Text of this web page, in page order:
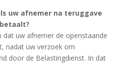
uw afnemer na teruggave
dat uw afnemer de openstaande
nadat uw verzoek om
door de Belastingdienst. In dat